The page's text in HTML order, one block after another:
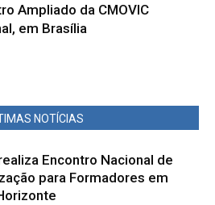
Ampliado da CMOVIC
em Brasília
NOTÍCIAS
Encontro Nacional de
para Formadores em